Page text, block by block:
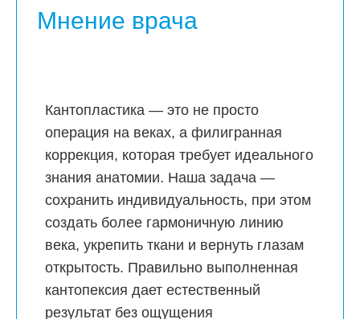
Мнение врача
Кантопластика — это не просто
операция на веках, а филигранная
коррекция, которая требует идеального
знания анатомии. Наша задача —
сохранить индивидуальность, при этом
создать более гармоничную линию
века, укрепить ткани и вернуть глазам
открытость. Правильно выполненная
кантопексия дает естественный
результат без ощущения